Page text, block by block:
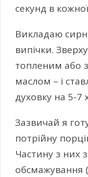
секунд в
Викладаю
випічки.
топленим або
маслом – і
духовку на 5-7
Зазвичай я
потрійну
Частину з них
обсмажування